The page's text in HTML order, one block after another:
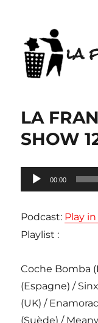
la
LA
SHOW
Lecteur
audio
00:00
Podcast: Play
Playlist :
Coche Bomba
(Espagne) /
(UK) /
(Suède) /